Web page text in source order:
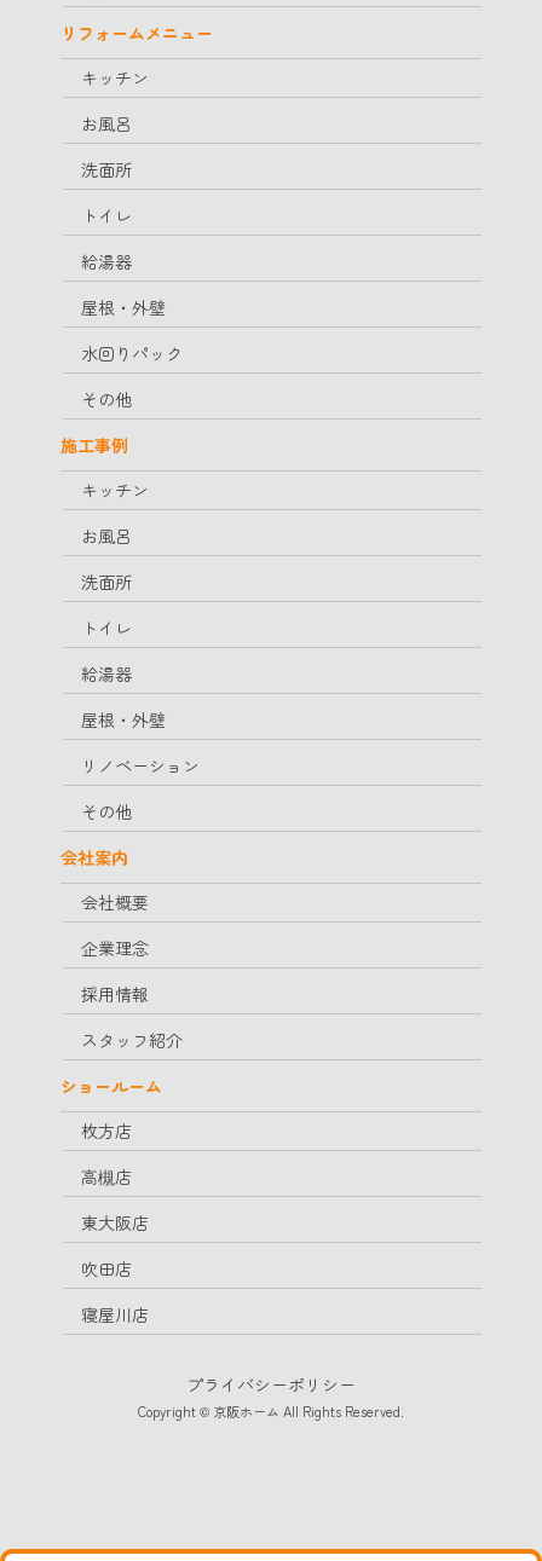
リフォームメニュー
キッチン
お風呂
洗面所
トイレ
給湯器
屋根・外壁
水回りパック
その他
施工事例
キッチン
お風呂
洗面所
トイレ
給湯器
屋根・外壁
リノベーション
その他
会社案内
会社概要
企業理念
採用情報
スタッフ紹介
ショールーム
枚方店
高槻店
東大阪店
吹田店
寝屋川店
プライバシーポリシー
Copyright © 京阪ホーム All Rights Reserved.